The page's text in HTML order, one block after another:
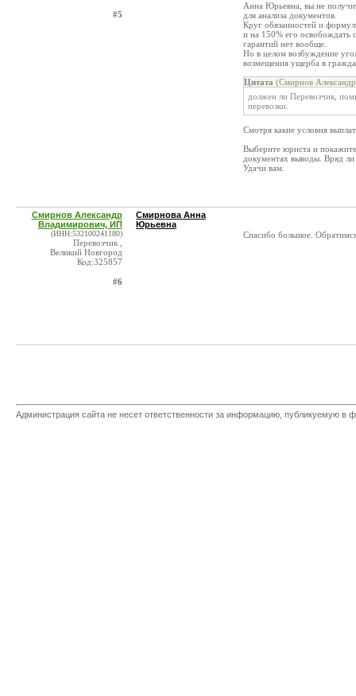
#5
Анна Юрьевна, вы не
для анализа документов.
Круг обязанностей и
и на 150% его освобождать
гарантий нет вообще.
Но в целом возбуждение
возмещения ущерба в
Цитата (Смирнов
должен ли Перевозчик,
перевозки.
Смотря какие условия
Выберите юриста и
документах выводы. Вряд
Удачи вам.
Смирнов Александр
Владимирович, ИП
(ИНН:532100241180)
Перевозчик ,
Великий Новгород
Код:325857
#6
Смирнова Анна
Юрьевна
Спасибо большое.
Администрация сайта не несет ответственности за информацию, публикуемую